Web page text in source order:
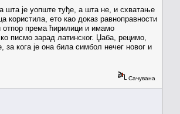
шта је уопште туђе, а шта не, и схватање
ето као доказ равноправности
отпор према ћирилици и имамо
писмо зарад латинског. Џаба, рецимо,
за кога је она била симбол нечег новог и
Сачувана